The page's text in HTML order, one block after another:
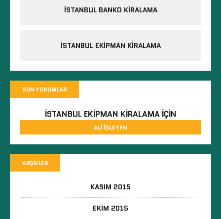
İSTANBUL BANKO KIRALAMA
İSTANBUL EKIPMAN KIRALAMA
SON YORUMLAR
İSTANBUL EKIPMAN KIRALAMAIÇIN
ALI İŞLEYEN
ARŞIVLER
KASIM 2015
EKIM 2015